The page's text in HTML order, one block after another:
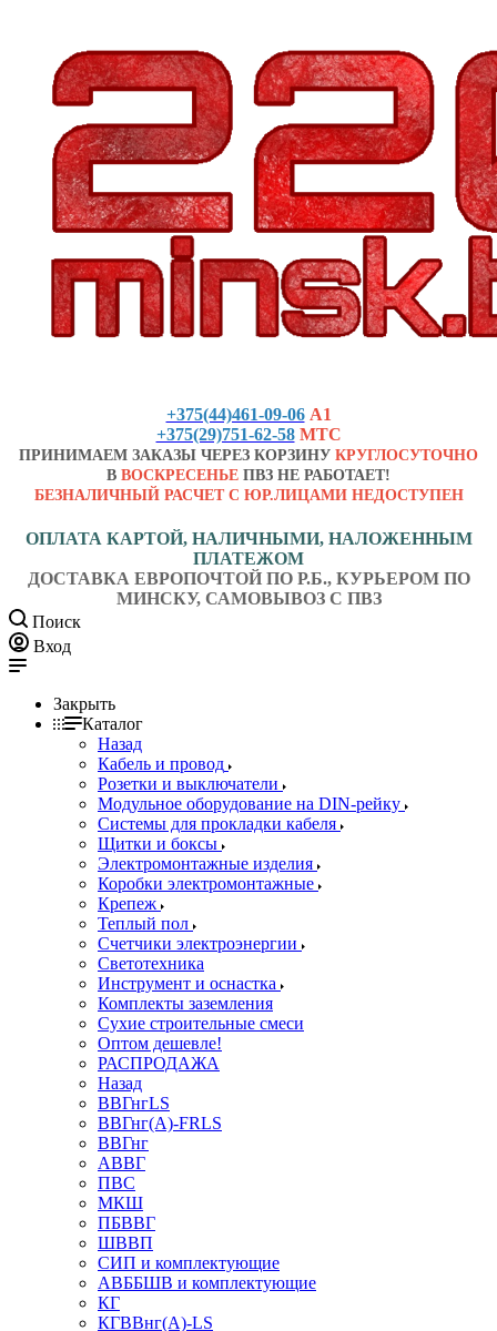
+375(44)461-09-06 А1
+375(29)751-62-58 МТС
ПРИНИМАЕМ ЗАКАЗЫ ЧЕРЕЗ КОРЗИНУ КРУГЛОСУТОЧНО
В ВОСКРЕСЕНЬЕ ПВЗ НЕ РАБОТАЕТ!
БЕЗНАЛИЧНЫЙ РАСЧЕТ С ЮР.ЛИЦАМИ НЕДОСТУПЕН
ОПЛАТА КАРТОЙ, НАЛИЧНЫМИ, НАЛОЖЕННЫМ
ПЛАТЕЖОМ
ДОСТАВКА ЕВРОПОЧТОЙ ПО Р.Б., КУРЬЕРОМ ПО
МИНСКУ, САМОВЫВОЗ С ПВЗ
Поиск
Вход
Закрыть
Каталог
Назад
Кабель и провод
Розетки и выключатели
Модульное оборудование на DIN-рейку
Системы для прокладки кабеля
Щитки и боксы
Электромонтажные изделия
Коробки электромонтажные
Крепеж
Теплый пол
Счетчики электроэнергии
Светотехника
Инструмент и оснастка
Комплекты заземления
Сухие строительные смеси
Оптом дешевле!
РАСПРОДАЖА
Назад
ВВГнгLS
ВВГнг(А)-FRLS
ВВГнг
АВВГ
ПВС
МКШ
ПБВВГ
ШВВП
СИП и комплектующие
АВББШВ и комплектующие
КГ
КГВВнг(А)-LS